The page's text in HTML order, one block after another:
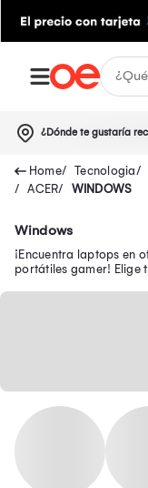
¿Dónde te gustaría
Tecnologia
ACER
WINDOWS
Windows
¡Encuentra laptops en
portátiles gamer! Elige